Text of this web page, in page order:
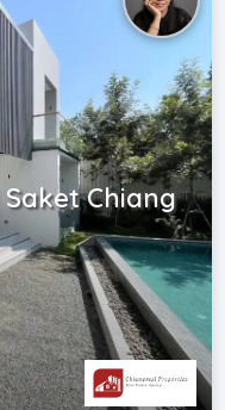
Chiang